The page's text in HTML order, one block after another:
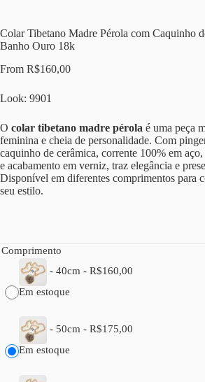
Colar Tibetano Madre Pérola com Caquinho
Banho Ouro 18k
From R$160,00
Look: 9901
O colar tibetano madre pérola é uma peça
feminina e cheia de personalidade. Com
caquinho de cerâmica, corrente 100% em
e acabamento em verniz, traz elegância e
Disponível em diferentes comprimentos para
seu estilo.
Comprimento
- 40cm - R$160,00
Em estoque
- 50cm - R$175,00
Em estoque